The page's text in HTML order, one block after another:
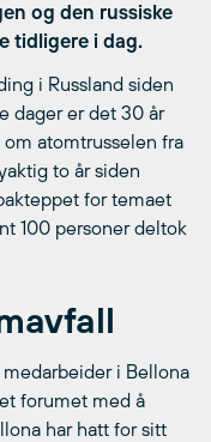
og den russiske
tidligere i dag.
i Russland siden
dager er det 30 år
om atomtrusselen fra
to år siden
for temaet
100 personer deltok
i Bellona
forumet med å
har hatt for sitt